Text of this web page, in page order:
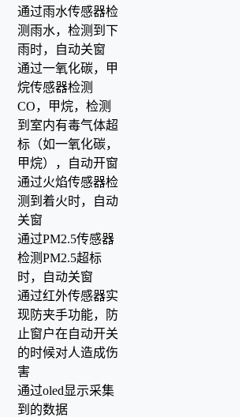
通过雨水传感器检
测雨水，检测到下
雨时，自动关窗
通过一氧化碳，甲
烷传感器检测
CO，甲烷，检测
到室内有毒气体超
标（如一氧化碳，
甲烷），自动开窗
通过火焰传感器检
测到着火时，自动
关窗
通过PM2.5传感器
检测PM2.5超标
时，自动关窗
通过红外传感器实
现防夹手功能，防
止窗户在自动开关
的时候对人造成伤
害
通过oled显示采集
到的数据